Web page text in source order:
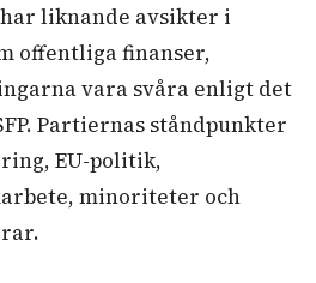
liknande avsikter i
offentliga finanser,
vara svåra enligt det
Partiernas ståndpunkter
EU-politik,
minoriteter och